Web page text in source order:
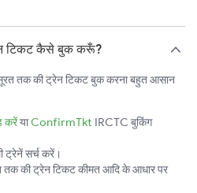
टिकट कैसे बुक करूँ?
तक की ट्रेन टिकट बुक करना बहुत आसान
करेंयाConfirmTkt IRCTC बुकिंग
ट्रेनें सर्च करें।
तक की ट्रेन टिकट कीमत आदि के आधार पर